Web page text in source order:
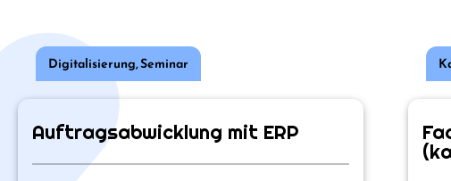
Digitalisierung,Seminar
Auftragsabwicklung mit ERP